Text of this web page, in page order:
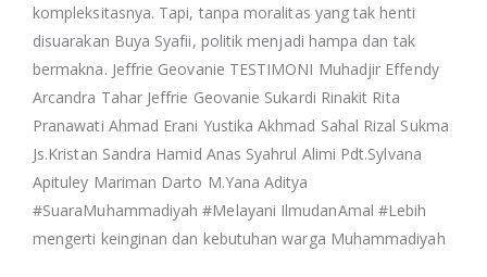
kompleksitasnya. Tapi, tanpa moralitas yang tak henti
disuarakan Buya Syafii, politik menjadi hampa dan tak
bermakna. Jeffrie Geovanie TESTIMONI Muhadjir Effendy
Arcandra Tahar Jeffrie Geovanie Sukardi Rinakit Rita
Pranawati Ahmad Erani Yustika Akhmad Sahal Rizal Sukma
Js.Kristan Sandra Hamid Anas Syahrul Alimi Pdt.Sylvana
Apituley Mariman Darto M.Yana Aditya
#SuaraMuhammadiyah #Melayani IlmudanAmal #Lebih
mengerti keinginan dan kebutuhan warga Muhammadiyah